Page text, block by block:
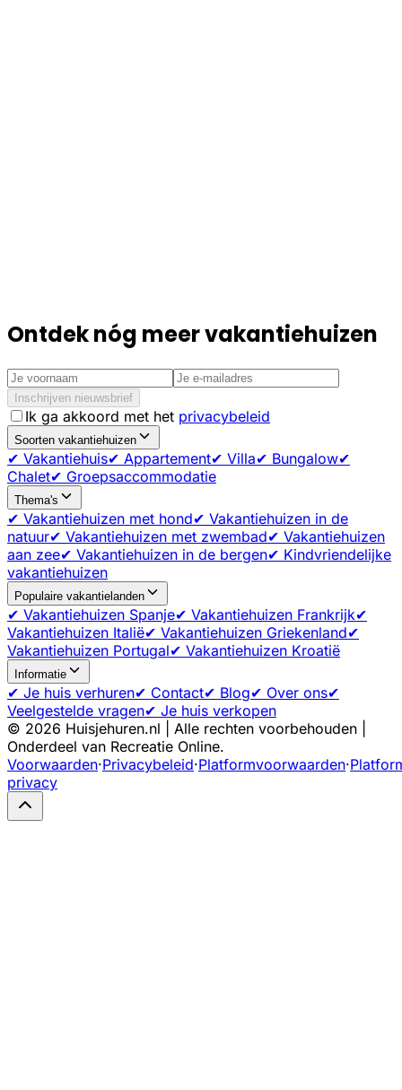
Ontdek nóg meer vakantiehuizen
Inschrijven nieuwsbrief
Ik ga akkoord met het privacybeleid
Soorten vakantiehuizen
✔ Vakantiehuis✔ Appartement✔ Villa✔ Bungalow✔
Chalet✔ Groepsaccommodatie
Thema's
✔ Vakantiehuizen met hond✔ Vakantiehuizen in de
natuur✔ Vakantiehuizen met zwembad✔ Vakantiehuizen
aan zee✔ Vakantiehuizen in de bergen✔ Kindvriendelijke
vakantiehuizen
Populaire vakantielanden
✔ Vakantiehuizen Spanje✔ Vakantiehuizen Frankrijk✔
Vakantiehuizen Italië✔ Vakantiehuizen Griekenland✔
Vakantiehuizen Portugal✔ Vakantiehuizen Kroatië
Informatie
✔ Je huis verhuren✔ Contact✔ Blog✔ Over ons✔
Veelgestelde vragen✔ Je huis verkopen
© 2026 Huisjehuren.nl | Alle rechten voorbehouden |
Onderdeel van Recreatie Online.
Voorwaarden·Privacybeleid·Platformvoorwaarden·
privacy